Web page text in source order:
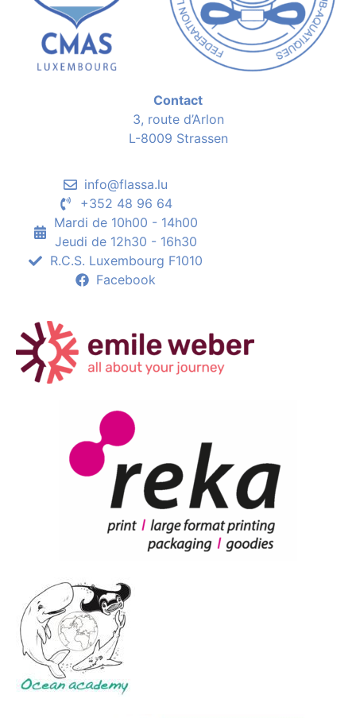
Contact
3, route d’Arlon
L-8009 Strassen
info@flassa.lu
+352 48 96 64
Mardi de 10h00 - 14h00
Jeudi de 12h30 - 16h30
R.C.S. Luxembourg F1010
Facebook